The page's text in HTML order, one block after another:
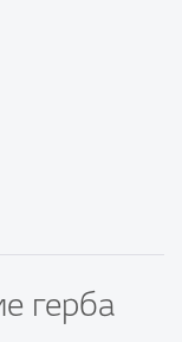
герба